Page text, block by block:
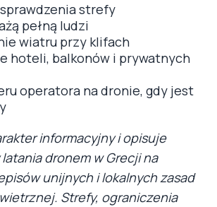
strefy
pełną ludzi
wiatru przy klifach
hoteli, balkonów i prywatnych
operatora na dronie, gdy jest
informacyjny i opisuje
dronem w Grecji na
unijnych i lokalnych zasad
Strefy, ograniczenia